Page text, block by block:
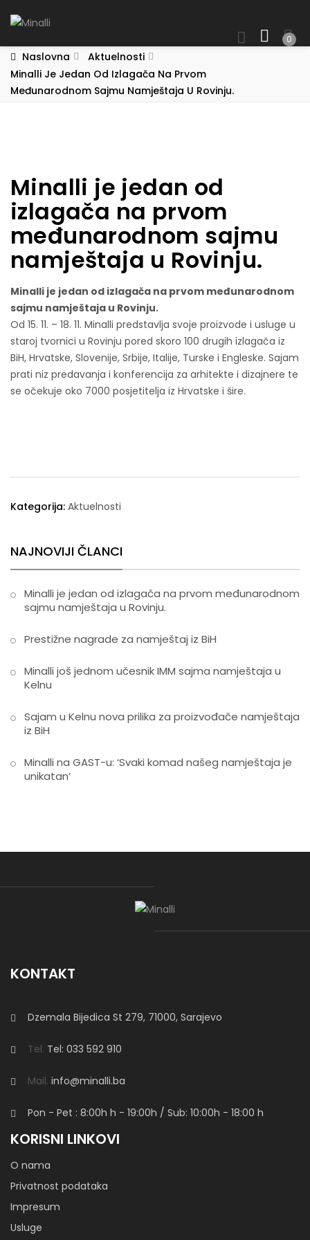
0
Naslovna
Aktuelnosti
Minalli Je Jedan Od Izlagača Na Prvom
Međunarodnom Sajmu Namještaja U Rovinju.
Minalli je jedan od
izlagača na prvom
međunarodnom sajmu
namještaja u Rovinju.
Minalli je jedan od izlagača na prvom međunarodnom
sajmu namještaja u Rovinju.
Od 15. 11. – 18. 11. Minalli predstavlja svoje proizvode i usluge u
staroj tvornici u Rovinju pored skoro 100 drugih izlagača iz
BiH, Hrvatske, Slovenije, Srbije, Italije, Turske i Engleske. Sajam
prati niz predavanja i konferencija za arhitekte i dizajnere te
se očekuje oko 7000 posjetitelja iz Hrvatske i šire.
Kategorija: Aktuelnosti
NAJNOVIJI ČLANCI
Minalli je jedan od izlagača na prvom međunarodnom
sajmu namještaja u Rovinju.
Prestižne nagrade za namještaj iz BiH
Minalli još jednom učesnik IMM sajma namještaja u
Kelnu
Sajam u Kelnu nova prilika za proizvođače namještaja
iz BiH
Minalli na GAST-u: ‘Svaki komad našeg namještaja je
unikatan’
KONTAKT
Dzemala Bijedica St 279, 71000, Sarajevo
Tel. Tel: 033 592 910
Mail. info@minalli.ba
Pon - Pet : 8:00h h - 19:00h / Sub: 10:00h - 18:00 h
KORISNI LINKOVI
O nama
Privatnost podataka
Impresum
Usluge